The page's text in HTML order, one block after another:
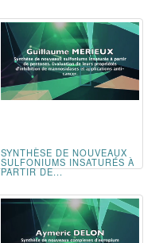
SYNTHÈSE DE NOUVEAUX
SULFONIUMS INSATURÉS À
PARTIR DE...